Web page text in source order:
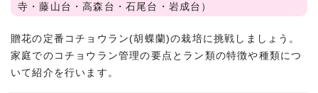
寺・藤山台・高森台・石尾台・岩成台）
贈花の定番コチョウラン(胡蝶蘭)の栽培に挑戦しましょう。
家庭でのコチョウラン管理の要点とラン類の特徴や種類につ
いて紹介を行います。